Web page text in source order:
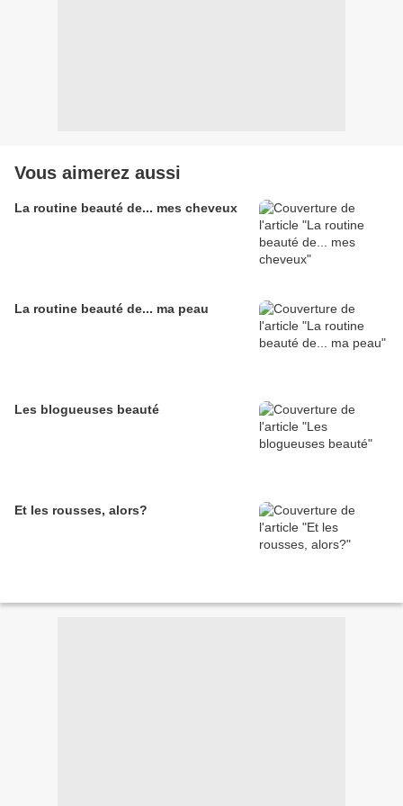
Vous aimerez aussi
La routine beauté de... mes cheveux
La routine beauté de... ma peau
Les blogueuses beauté
Et les rousses, alors?